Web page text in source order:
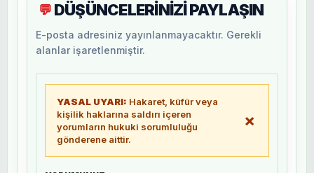
💬 DÜŞÜNCELERİNİZİ PAYLAŞIN
E-posta adresiniz yayınlanmayacaktır. Gerekli
alanlar işaretlenmiştir.
YASAL UYARI: Hakaret, küfür veya
kişilik haklarına saldırı içeren
yorumların hukuki sorumluluğu
gönderene aittir.
×